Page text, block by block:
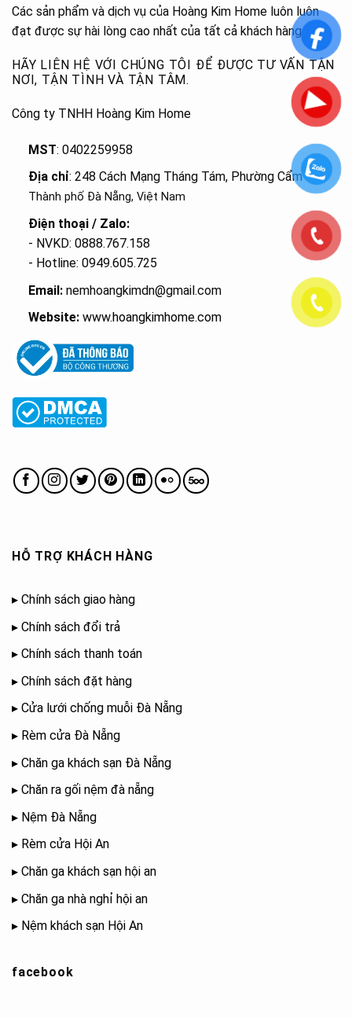
Các sản phẩm và dịch vụ của Hoàng Kim Home luôn luôn
đạt được sự hài lòng cao nhất của tất cả khách hàng.
HÃY LIÊN HỆ VỚI CHÚNG TÔI ĐỂ ĐƯỢC TƯ VẤN TẬN
NƠI, TẬN TÌNH VÀ TẬN TÂM.
Công ty TNHH Hoàng Kim Home
MST: 0402259958
Địa chỉ: 248 Cách Mạng Tháng Tám, Phường Cẩm Lệ,
Thành phố Đà Nẵng, Việt Nam
Điện thoại / Zalo:
- NVKD: 0888.767.158
- Hotline: 0949.605.725
Email:nemhoangkimdn@gmail.com
Website: www.hoangkimhome.com
HỖ TRỢ KHÁCH HÀNG
▸ Chính sách giao hàng
▸ Chính sách đổi trả
▸ Chính sách thanh toán
▸ Chính sách đặt hàng
▸ Cửa lưới chống muỗi Đà Nẵng
▸ Rèm cửa Đà Nẵng
▸ Chăn ga khách sạn Đà Nẵng
▸ Chăn ra gối nệm đà nẵng
▸ Nệm Đà Nẵng
▸ Rèm cửa Hội An
▸ Chăn ga khách sạn hội an
▸ Chăn ga nhà nghỉ hội an
▸ Nệm khách sạn Hội An
facebook